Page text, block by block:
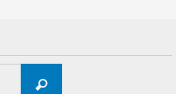
Suchen